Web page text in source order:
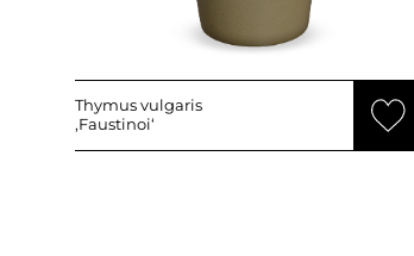
Thymus vulgaris
‚Faustinoi‘